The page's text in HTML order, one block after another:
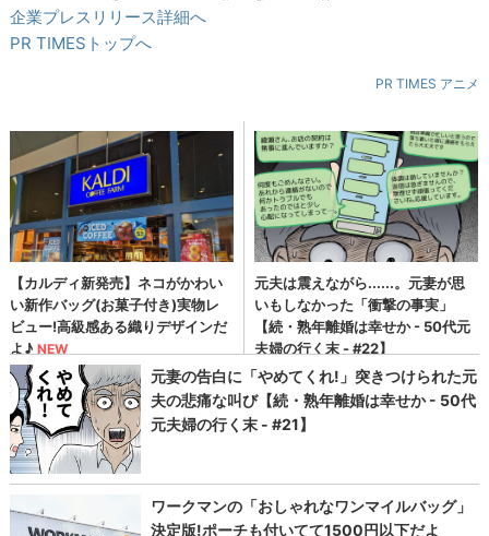
企業プレスリリース詳細へ
PR TIMESトップへ
PR TIMES アニメ